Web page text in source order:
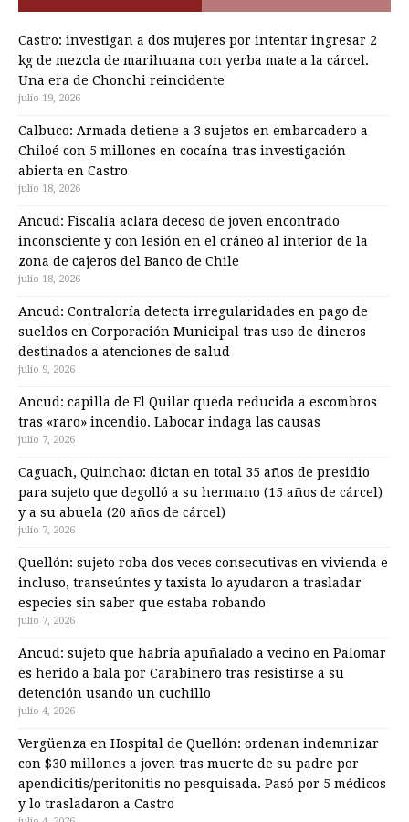
Castro: investigan a dos mujeres por intentar ingresar 2
kg de mezcla de marihuana con yerba mate a la cárcel.
Una era de Chonchi reincidente
julio 19, 2026
Calbuco: Armada detiene a 3 sujetos en embarcadero a
Chiloé con 5 millones en cocaína tras investigación
abierta en Castro
julio 18, 2026
Ancud: Fiscalía aclara deceso de joven encontrado
inconsciente y con lesión en el cráneo al interior de la
zona de cajeros del Banco de Chile
julio 18, 2026
Ancud: Contraloría detecta irregularidades en pago de
sueldos en Corporación Municipal tras uso de dineros
destinados a atenciones de salud
julio 9, 2026
Ancud: capilla de El Quilar queda reducida a escombros
tras «raro» incendio. Labocar indaga las causas
julio 7, 2026
Caguach, Quinchao: dictan en total 35 años de presidio
para sujeto que degolló a su hermano (15 años de cárcel)
y a su abuela (20 años de cárcel)
julio 7, 2026
Quellón: sujeto roba dos veces consecutivas en vivienda e
incluso, transeúntes y taxista lo ayudaron a trasladar
especies sin saber que estaba robando
julio 7, 2026
Ancud: sujeto que habría apuñalado a vecino en Palomar
es herido a bala por Carabinero tras resistirse a su
detención usando un cuchillo
julio 4, 2026
Vergüenza en Hospital de Quellón: ordenan indemnizar
con $30 millones a joven tras muerte de su padre por
apendicitis/peritonitis no pesquisada. Pasó por 5 médicos
y lo trasladaron a Castro